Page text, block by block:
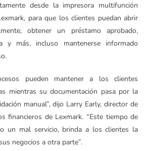
desde la impresora multifunción
para que los clientes puedan abrir
obtener un préstamo aprobado,
y más, incluso mantenerse informado
pueden mantener a los clientes
mientras su documentación pasa por la
manual”, dijo Larry Early, director de
financieros de Lexmark. “Este tiempo de
un mal servicio, brinda a los clientes la
negocios a otra parte”.